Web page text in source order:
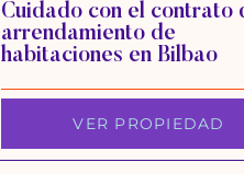
Cuidado con el contrato
arrendamiento de
habitaciones en Bilbao
VER PROPIEDAD